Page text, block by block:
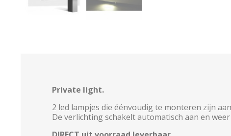
Private light.
2 led lampjes die éénvoudig te monteren zijn
De verlichting schakelt automatisch aan en